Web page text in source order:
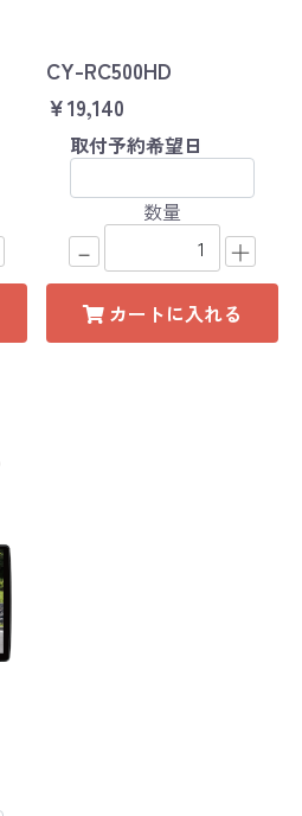
CY-RC500HD
￥19,140
取付予約希望日
数量
－ ＋
カートに入れる